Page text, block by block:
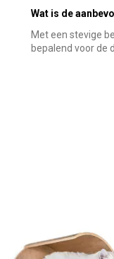
Wat is de
Met een stevige
bepalend voor de